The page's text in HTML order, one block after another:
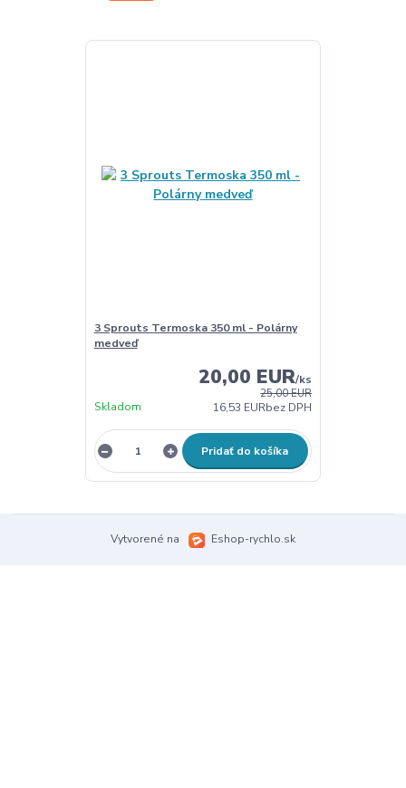
3 Sprouts Termoska 350 ml - Polárny
medveď
25,00 EUR
20,00 EUR/ks
16,53 EURbez DPH
Skladom
Pridať do košíka
Vytvorené na Eshop-rychlo.sk